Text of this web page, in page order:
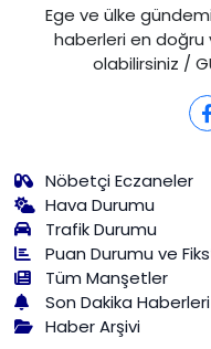
Ege ve ülke
haberleri en doğru
olabilirsiniz /
Nöbetçi Eczaneler
Hava Durumu
Trafik Durumu
Puan Durumu ve
Tüm Manşetler
Son Dakika Haberleri
Haber Arşivi